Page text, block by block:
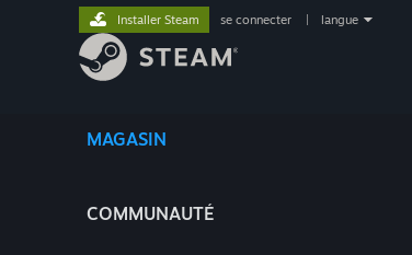
MAGASIN
COMMUNAUTÉ
Installer Steam se connecter langue